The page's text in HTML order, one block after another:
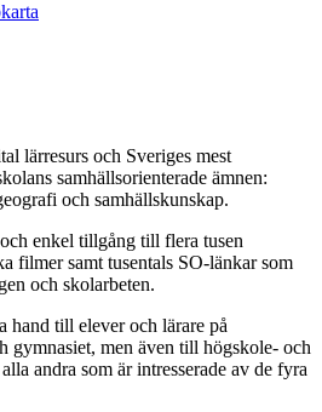
lärresurs och Sveriges mest
samhällsorienterade ämnen:
och samhällskunskap.
enkel tillgång till flera tusen
filmer samt tusentals SO-länkar som
och skolarbeten.
hand till elever och lärare på
gymnasiet, men även till högskole- och
andra som är intresserade av de fyra